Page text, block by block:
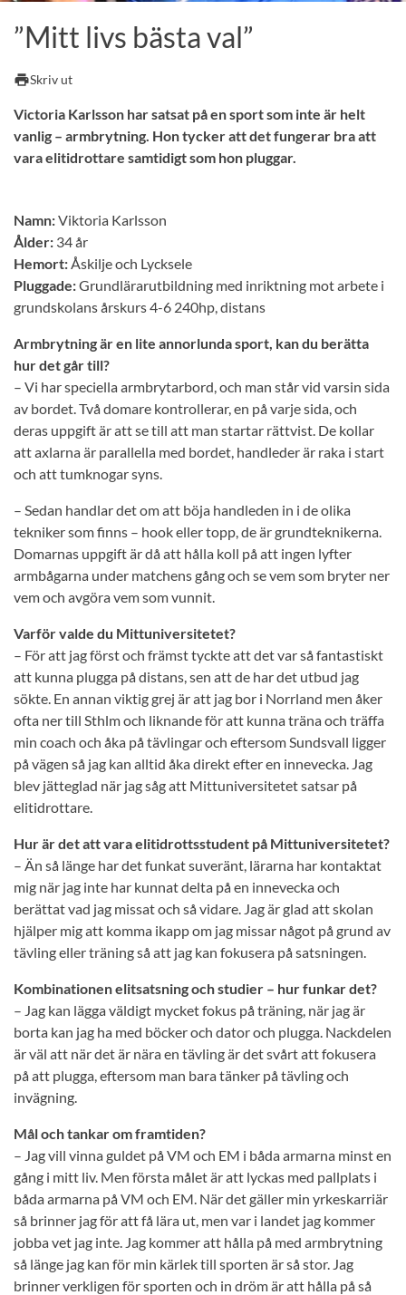
”Mitt livs bästa val”
printSkriv ut
Victoria Karlsson har satsat på en sport som inte är helt
vanlig – armbrytning. Hon tycker att det fungerar bra att
vara elitidrottare samtidigt som hon pluggar.
Namn:Viktoria Karlsson
Ålder: 34 år
Hemort:Åskilje och Lycksele
Pluggade:Grundlärarutbildning med inriktning mot arbete i
grundskolans årskurs 4-6 240hp, distans
Armbrytning är en lite annorlunda sport, kan du berätta
hur det går till?
– Vi har speciella armbrytarbord, och man står vid varsin sida
av bordet. Två domare kontrollerar, en på varje sida, och
deras uppgift är att se till att man startar rättvist. De kollar
att axlarna är parallella med bordet, handleder är raka i start
och att tumknogar syns.
– Sedan handlar det om att böja handleden in i de olika
tekniker som finns – hook eller topp, de är grundteknikerna.
Domarnas uppgift är då att hålla koll på att ingen lyfter
armbågarna under matchens gång och se vem som bryter ner
vem och avgöra vem som vunnit.
Varför valde du Mittuniversitetet?
– För att jag först och främst tyckte att det var så fantastiskt
att kunna plugga på distans, sen att de har det utbud jag
sökte. En annan viktig grej är att jag bor i Norrland men åker
ofta ner till Sthlm och liknande för att kunna träna och träffa
min coach och åka på tävlingar och eftersom Sundsvall ligger
på vägen så jag kan alltid åka direkt efter en innevecka. Jag
blev jätteglad när jag såg att Mittuniversitetet satsar på
elitidrottare.
Hur är det att vara elitidrottsstudent på Mittuniversitetet?
– Än så länge har det funkat suveränt, lärarna har kontaktat
mig när jag inte har kunnat delta på en innevecka och
berättat vad jag missat och så vidare. Jag är glad att skolan
hjälper mig att komma ikapp om jag missar något på grund av
tävling eller träning så att jag kan fokusera på satsningen.
Kombinationen elitsatsning och studier – hur funkar det?
– Jag kan lägga väldigt mycket fokus på träning, när jag är
borta kan jag ha med böcker och dator och plugga. Nackdelen
är väl att när det är nära en tävling är det svårt att fokusera
på att plugga, eftersom man bara tänker på tävling och
invägning.
Mål och tankar om framtiden?
– Jag vill vinna guldet på VM och EM i båda armarna minst en
gång i mitt liv. Men första målet är att lyckas med pallplats i
båda armarna på VM och EM. När det gäller min yrkeskarriär
så brinner jag för att få lära ut, men var i landet jag kommer
jobba vet jag inte. Jag kommer att hålla på med armbrytning
så länge jag kan för min kärlek till sporten är så stor. Jag
brinner verkligen för sporten och in dröm är att hålla på så